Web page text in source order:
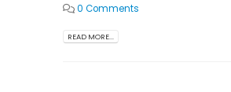
0 Comments
READ MORE...